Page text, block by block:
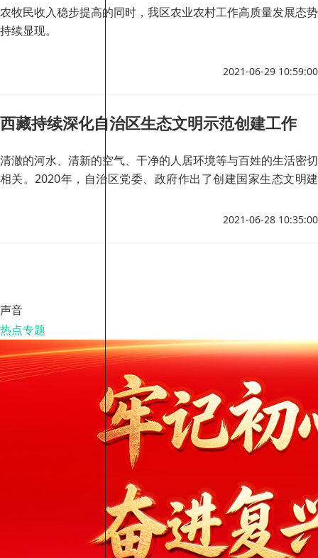
农牧民收入稳步提高的同时，我区农业农村工作高质量发展态势
持续显现。
2021-06-29 10:59:00
西藏持续深化自治区生态文明示范创建工作
清澈的河水、清新的空气、干净的人居环境等与百姓的生活密切
相关。2020年，自治区党委、政府作出了创建国家生态文明建
2021-06-28 10:35:00
声音
热点专题